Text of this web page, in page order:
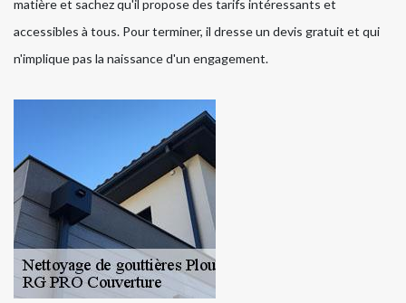
matière et sachez qu'il propose des tarifs intéressants et
accessibles à tous. Pour terminer, il dresse un devis gratuit et qui
n'implique pas la naissance d'un engagement.